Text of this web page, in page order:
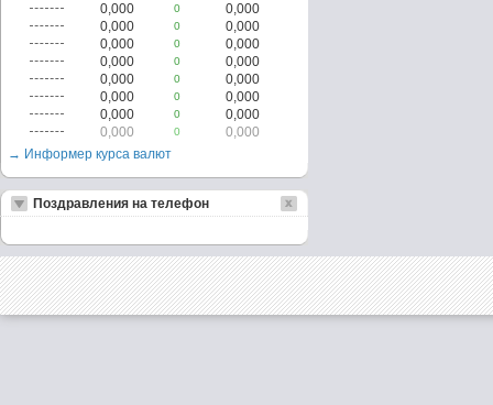
0,000
0
0,000
0,000
0
0,000
0,000
0
0,000
0,000
0
0,000
0,000
0
0,000
0,000
0
0,000
0,000
0
0,000
0,000
0
0,000
→ Информер курса валют
Поздравления на телефон